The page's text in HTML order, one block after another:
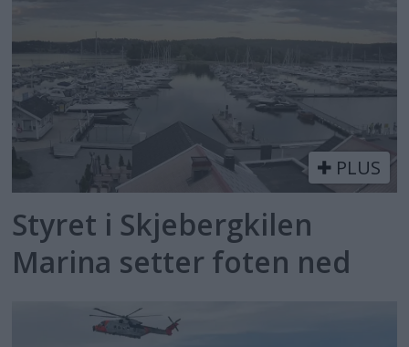
PLUS
Styret i Skjebergkilen
Marina setter foten ned